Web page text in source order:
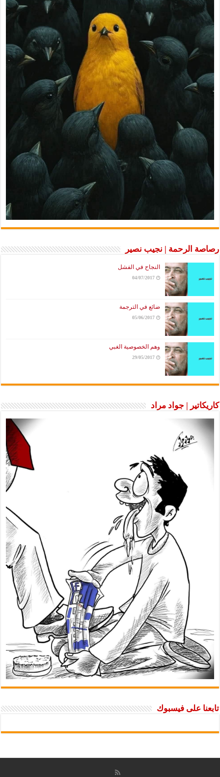
رصاصة الرحمة | نجيب نصير
النجاح في الفشل
04/07/2017
ضائع في الترجمة
05/06/2017
وهم الخصوصية الغبي
29/05/2017
كاريكاتير | جواد مراد
تابعنا على فيسبوك